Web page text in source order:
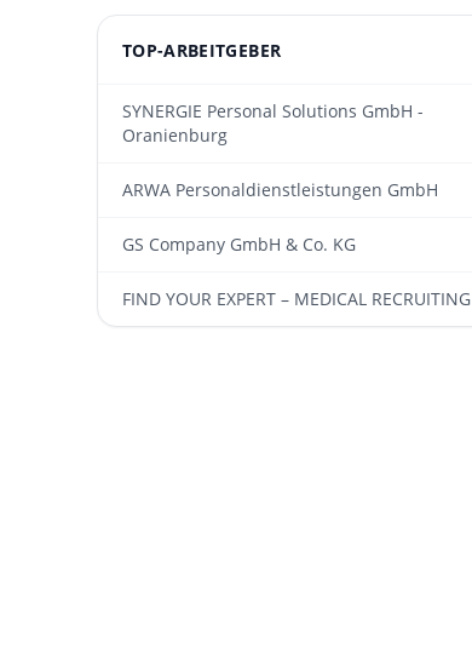
TOP-ARBEITGEBER
SYNERGIE Personal Solutions GmbH -
Oranienburg
ARWA Personaldienst­leistungen GmbH
GS Company GmbH & Co. KG
FIND YOUR EXPERT – MEDICAL RECRUITING